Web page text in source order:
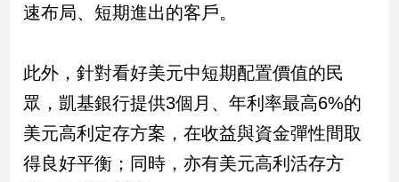
冠
專
區
南
台
速布局、短期進出的客戶。
此外，針對看好美元中短期配置價值的民
眾，凱基銀行提供3個月、年利率最高6%的
美元高利定存方案，在收益與資金彈性間取
得良好平衡；同時，亦有美元高利活存方